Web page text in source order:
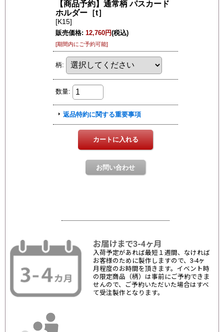
お届けまで3-4ヶ月
入荷予定があれば最短１週間、なければ
お客様のために製作しますので、3-4ヶ
月程度のお時間を頂きます。イベント時
の限定商品（柄）は事前にご予約できま
せんので、ご予約いただいた場合はすべ
て受注製作となります。